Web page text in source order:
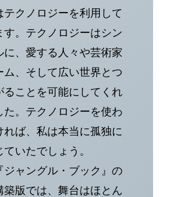
テクノロジーを利用して
す。テクノロジーはシン
に、愛する人々や芸術家
ム、そして広い世界とつ
ることを可能にしてくれ
た。テクノロジーを使わ
れば、私は本当に孤独に
ていたでしょう。
ャングル・ブック』の
築版では、舞台はほとん